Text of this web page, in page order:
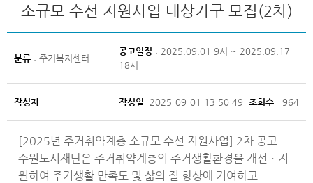
소규모 수선 지원사업 대상가구 모집(2차)
분류 : 주거복지센터
공고일정 : 2025.09.01 9시 ~ 2025.09.17
18시
작성자: 작성일 :2025-09-01 13:50:49 조회수 : 964
[2025년 주거취약계층 소규모 수선 지원사업] 2차 공고
수원도시재단은 주거취약계층의 주거생활환경을 개선ㆍ지
원하여 주거생활 만족도 및 삶의 질 향상에 기여하고